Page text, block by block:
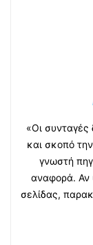
«Οι συνταγές
και σκοπό
γνωστή
αναφορά. Αν
σελίδας,